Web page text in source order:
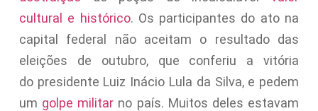
cultural e histórico. Os participantes do ato na
capital federal não aceitam o resultado das
eleições de outubro, que conferiu a vitória
do presidente Luiz Inácio Lula da Silva, e pedem
um golpe militar no país. Muitos deles estavam